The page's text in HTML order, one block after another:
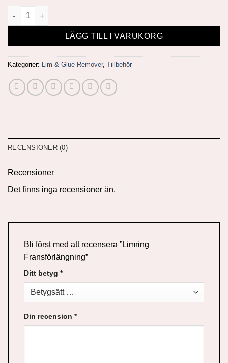
LÄGG TILL I VARUKORG
Kategorier: Lim & Glue Remover, Tillbehör
RECENSIONER (0)
Recensioner
Det finns inga recensioner än.
Bli först med att recensera ”Limring
Fransförlängning”
Ditt betyg *
Din recension *